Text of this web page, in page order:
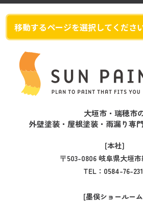
大垣市・瑞穂市
外壁塗装・屋根塗装・雨漏り専
[本社]
〒503-0806 岐阜県大垣
TEL： 0584-76-
[墨俣ショールー